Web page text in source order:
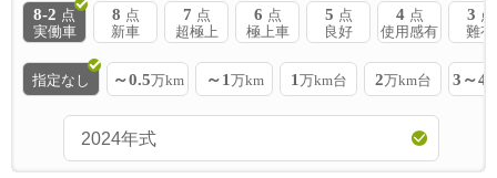
8-2 点
実働車
8 点
新車
7 点
超極上
6 点
極上車
5 点
良好
4 点
使用感有
3 点
難有
指定なし ～0.5万km ～1 万km 1 万km台 2万km台 3～4